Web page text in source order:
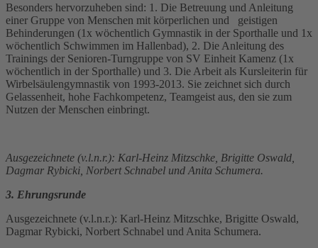
Besonders hervorzuheben sind: 1. Die Betreuung und Anleitung
einer Gruppe von Menschen mit körperlichen und geistigen
Behinderungen (1x wöchentlich Gymnastik in der Sporthalle und 1x
wöchentlich Schwimmen im Hallenbad), 2. Die Anleitung des
Trainings der Senioren-Turngruppe von SV Einheit Kamenz (1x
wöchentlich in der Sporthalle) und 3. Die Arbeit als Kursleiterin für
Wirbelsäulengymnastik von 1993-2013. Sie zeichnet sich durch
Gelassenheit, hohe Fachkompetenz, Teamgeist aus, den sie zum
Nutzen der Menschen einbringt.
Ausgezeichnete (v.l.n.r.): Karl-Heinz Mitzschke, Brigitte Oswald,
Dagmar Rybicki, Norbert Schnabel und Anita Schumera.
3. Ehrungsrunde
Ausgezeichnete (v.l.n.r.): Karl-Heinz Mitzschke, Brigitte Oswald,
Dagmar Rybicki, Norbert Schnabel und Anita Schumera.